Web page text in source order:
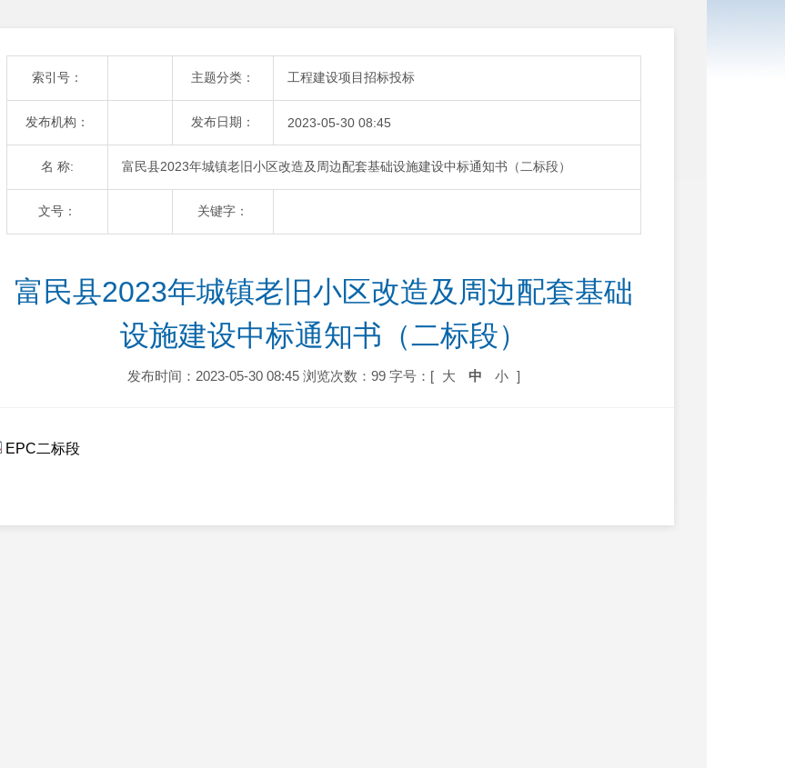
索引号： 主题分类： 工程建设项目招标投标
发布机构： 发布日期： 2023-05-30 08:45
名 称: 富民县2023年城镇老旧小区改造及周边配套基础设施建设中标通知书（二标段）
文号： 关键字：
富民县2023年城镇老旧小区改造及周边配套基础
设施建设中标通知书（二标段）
发布时间：2023-05-30 08:45 浏览次数：99 字号：[ 大 中 小 ]
EPC二标段